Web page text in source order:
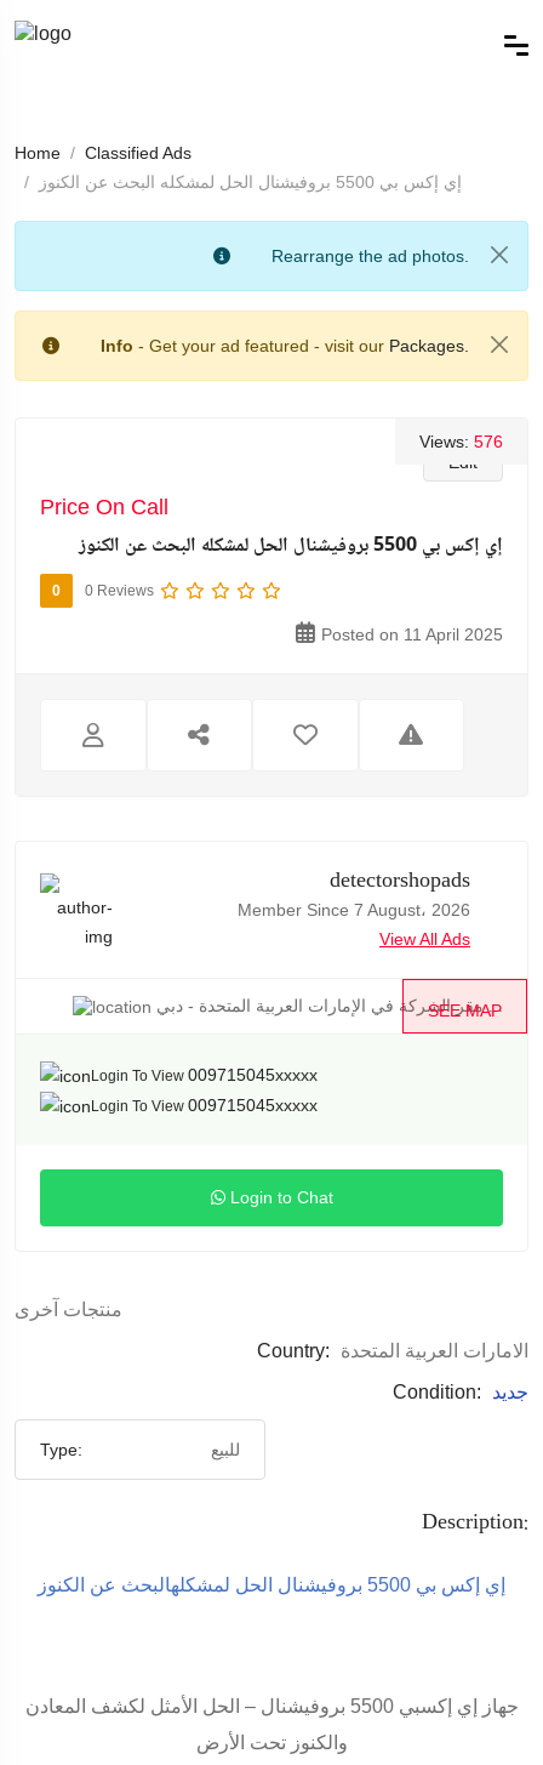
Home
Classified Ads
إي إكس بي 5500 بروفيشنال الحل لمشكله البحث عن الكنوز
Rearrange the ad photos.
Info - Get your ad featured - visit our Packages.
Edit
Views: 576
Price On Call
إي إكس بي 5500 بروفيشنال الحل لمشكله البحث عن الكنوز
0 0 Reviews
Posted on 11 April 2025
detectorshopads
Member Since 7 August، 2026
View All Ads
SEE MAP
مقر الشركة في الإمارات العربية المتحدة - دبي ...
Login To View 009715045xxxxx
Login To View 009715045xxxxx
Login to Chat
منتجات آخرى
Country:
الامارات العربية المتحدة
Condition:
جديد
Type: للبيع
Description:
إي إكس بي 5500 بروفيشنال الحل لمشكلهالبحث عن الكنوز
جهاز إي إكسبي 5500 بروفيشنال – الحل الأمثل لكشف المعادن
والكنوز تحت الأرض